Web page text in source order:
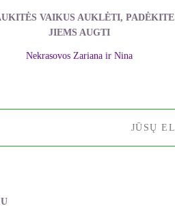
VAIKUS AUKLĖTI, PADĖKITE
JIEMS AUGTI
Nekrasovos Zariana ir Nina